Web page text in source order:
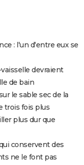
: l'un d'entre eux se
devraient
de bain
le sable sec de la
trois fois plus
plus dur que
conservent des
ne le font pas